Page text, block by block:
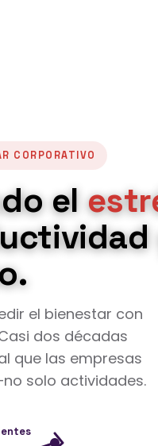
CORPORATIVO
el
el bienestar con
dos décadas
que las empresas
solo actividades.